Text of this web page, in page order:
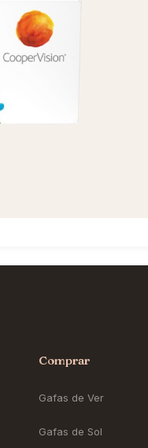
Comprar
Gafas de Ver
Gafas de Sol